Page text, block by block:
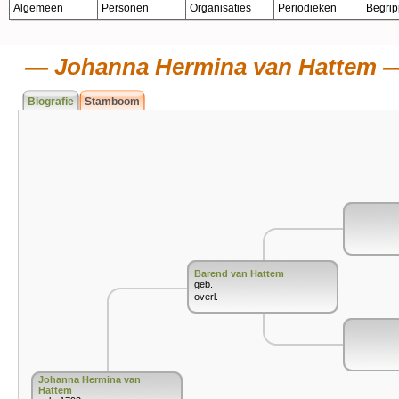
Algemeen Personen Organisaties Periodieken
Johanna Hermina van Hattem
Biografie Stamboom
Johanna Hermina van
Hattem
Barend van Hattem
geb.
overl.